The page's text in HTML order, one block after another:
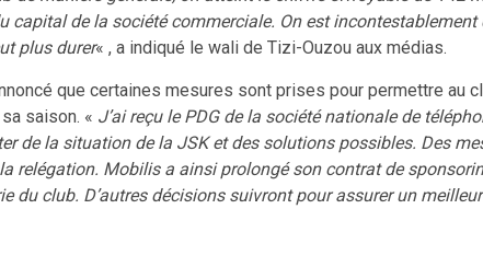
capital de la société commerciale. On est
plus durer« , a indiqué le wali de Tizi-Ouzou aux médias.
que certaines mesures sont prises pour permettre au
saison. « J’ai reçu le PDG de la société nationale de
de la situation de la JSK et des solutions possibles. Des
relégation. Mobilis a ainsi prolongé son contrat de
du club. D’autres décisions suivront pour assurer un